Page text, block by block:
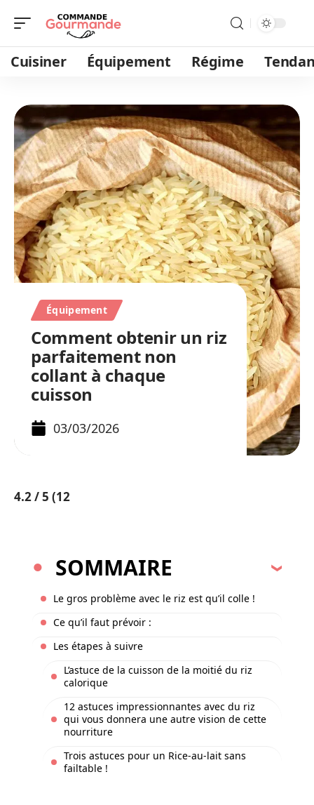
Cuisiner Équipement Régime
Équipement
Comment obtenir un riz
parfaitement non
collant à chaque
cuisson
03/03/2026
4.2/ 5 (12
SOMMAIRE
Le gros problème avec le riz est qu’il colle !
Ce qu’il faut prévoir :
Les étapes à suivre
L’astuce de la cuisson de la moitié du riz
calorique
12 astuces impressionnantes avec du riz
qui vous donnera une autre vision de cette
nourriture
Trois astuces pour un Rice-au-lait sans
failtable !